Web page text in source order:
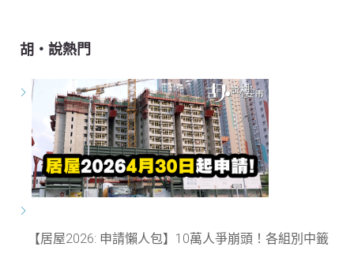
胡‧說熱門
【居屋2026: 申請懶人包】10萬人爭崩頭！各組別中籤